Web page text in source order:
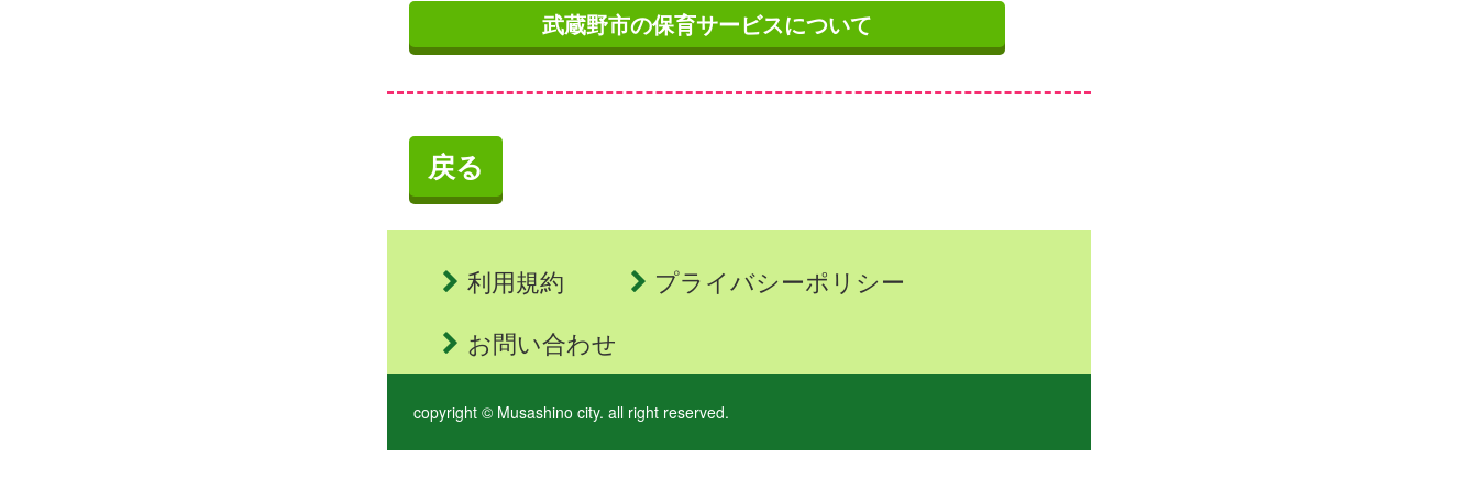
武蔵野市の保育サービスについて
戻る
利用規約
プライバシーポリシー
お問い合わせ
copyright © Musashino city. all right reserved.